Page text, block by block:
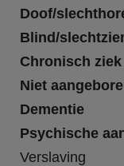
Doof/
Blind/
Chronisch ziek
Niet
Dementie
Psychische
Verslaving